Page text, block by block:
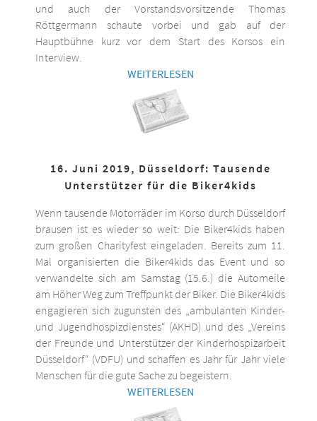
und auch der Vorstandsvorsitzende Thomas
Röttgermann schaute vorbei und gab auf der
Hauptbühne kurz vor dem Start des Korsos ein
Interview.
WEITERLESEN
16. Juni 2019, Düsseldorf: Tausende
Unterstützer für die Biker4kids
Wenn tausende Motorräder im Korso durch Düsseldorf
brausen ist es wieder so weit: Die Biker4kids haben
zum großen Charityfest eingeladen. Bereits zum 11.
Mal organisierten die Biker4kids das Event und so
verwandelte sich am Samstag (15.6.) die Automeile
am Höher Weg zum Treffpunkt der Biker. Die Biker4kids
engagieren sich zugunsten des „ambulanten Kinder-
und Jugendhospizdienstes“ (AKHD) und des „Vereins
der Freunde und Unterstützer der Kinderhospizarbeit
Düsseldorf“ (VDFU) und schaffen es Jahr für Jahr viele
Menschen für die gute Sache zu begeistern.
WEITERLESEN